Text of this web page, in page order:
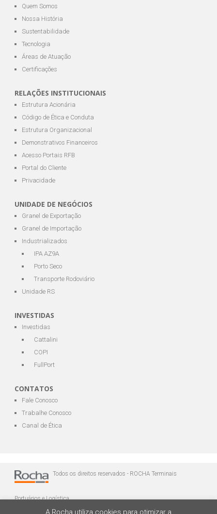
Quem Somos
Nossa História
Sustentabilidade
Tecnologia
Áreas de Atuação
Certificações
RELAÇÕES INSTITUCIONAIS
Estrutura Acionária
Código de Ética e Conduta
Estrutura Organizacional
Demonstrativos Financeiros
Acesso Portais RFB
Portal do Cliente
Privacidade
UNIDADE DE NEGÓCIOS
Granel de Exportação
Granel de Importação
Industrializados
IPA AZ9A
Porto Seco
Transporte Rodoviário
Unidade RS
INVESTIDAS
Investidas
Cattalini
COPI
FullPort
CONTATOS
Fale Conosco
Trabalhe Conosco
Canal de Ética
Todos os direitos reservados - ROCHA Terminais
Portuários e Logística
A Rocha utiliza cookies para otimizar a